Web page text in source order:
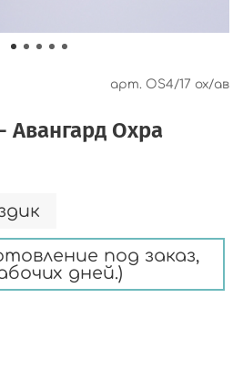
арт. OS4/17 ох/ав
Авангард Охра
под заказ,
дней.)